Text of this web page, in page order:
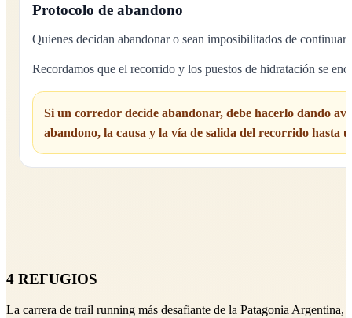
Protocolo de abandono
Quienes decidan abandonar o sean imposibilitados de
Recordamos que el recorrido y los puestos de hidratación se
Si un corredor decide abandonar, debe hacerlo dando
abandono, la causa y la vía de salida del recorrido hasta
4 REFUGIOS
La carrera de trail running más desafiante de la Patagonia Argentina,